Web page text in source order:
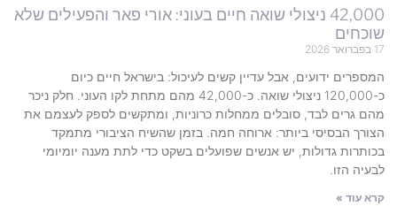
42,000 ניצולי שואה חיים בעוני: אורי פאר והפעילים שלא
שוכחים
17 בפברואר 2026
המספרים ידועים, אבל עדיין קשים לעיכול: בישראל חיים כיום
כ-120,000 ניצולי שואה. כ-42,000 מהם מתחת לקו העוני. חלק ניכר
מהם גרים לבד, סובלים ממחלות כרוניות, ומתקשים לספק לעצמם את
הצורך הבסיסי ביותר: ארוחה חמה. בזמן שהשיח הציבורי מתמקד
בכותרות גדולות, יש אנשים שפועלים בשקט כדי לתת מענה יומיומי
לבעיה הזו.
קרא עוד »